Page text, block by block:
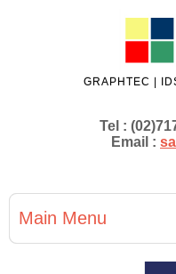
GRAPHTEC |
Tel :
Email :
Main Menu